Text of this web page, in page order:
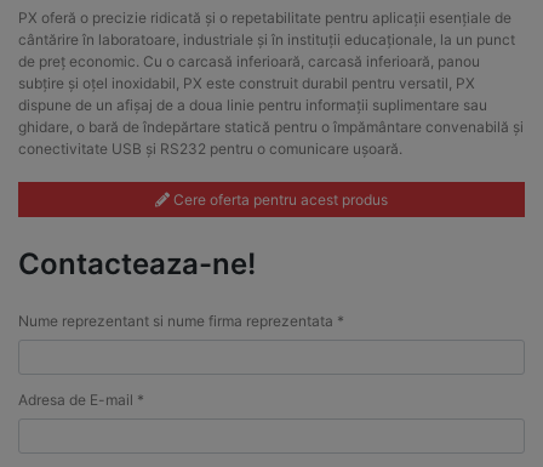
PX oferă o precizie ridicată și o repetabilitate pentru aplicații esențiale de
cântărire în laboratoare, industriale și în instituții educaționale, la un punct
de preț economic. Cu o carcasă inferioară, carcasă inferioară, panou
subțire și oțel inoxidabil, PX este construit durabil pentru versatil, PX
dispune de un afișaj de a doua linie pentru informații suplimentare sau
ghidare, o bară de îndepărtare statică pentru o împământare convenabilă și
conectivitate USB și RS232 pentru o comunicare ușoară.
Cere oferta pentru acest produs
Contacteaza-ne!
Nume reprezentant si nume firma reprezentata *
Adresa de E-mail *